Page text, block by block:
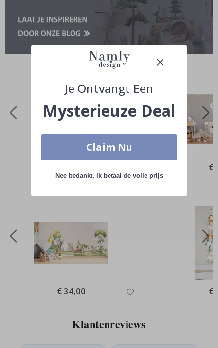
Vergelijkbare producten
Price €
Anderen kochten ook
Special
Price
€ 34,00 €
Klantenreviews
Je Ontvangt Een
Mysterieuze Deal
Claim Nu
Nee bedankt, ik betaal de volle prijs